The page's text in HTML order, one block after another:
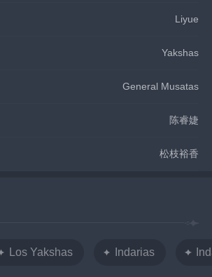
Liyue
Yakshas
General Musatas
陈睿婕
松枝裕香
Los Yakshas Indarias